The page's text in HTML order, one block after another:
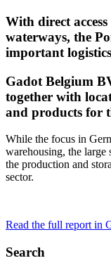
With direct
waterways, the
important
Gadot Belgium
together with
and products for
While the focus in
warehousing, the large
the production and
sector.
Read the full report in
Search